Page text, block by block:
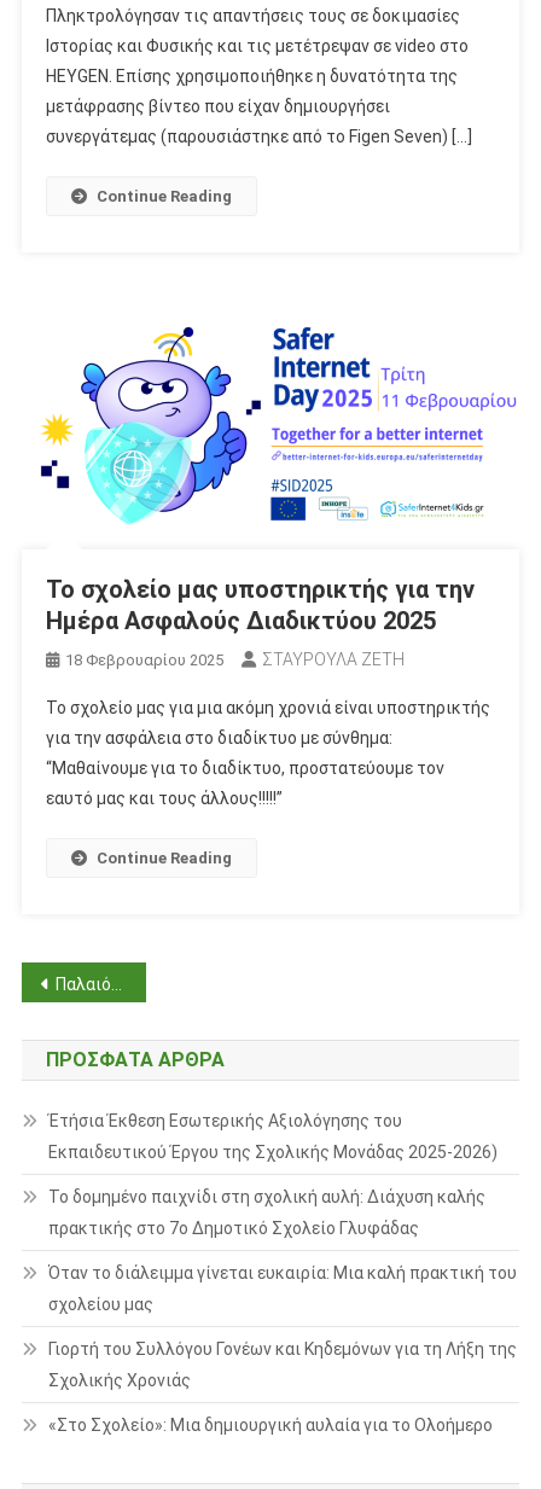
Πληκτρολόγησαν τις απαντήσεις τους σε δοκιμασίες
Ιστορίας και Φυσικής και τις μετέτρεψαν σε video στο
HEYGEN. Επίσης χρησιμοποιήθηκε η δυνατότητα της
μετάφρασης βίντεο που είχαν δημιουργήσει
συνεργάτεμας (παρουσιάστηκε από το Figen Seven) […]
Continue Reading
Το σχολείο μας υποστηρικτής για την
Ημέρα Ασφαλούς Διαδικτύου 2025
18 Φεβρουαρίου 2025 ΣΤΑΥΡΟΥΛΑ ΖΕΤΗ
Το σχολείο μας για μια ακόμη χρονιά είναι υποστηρικτής
για την ασφάλεια στο διαδίκτυο με σύνθημα:
“Μαθαίνουμε για το διαδίκτυο, προστατεύουμε τον
εαυτό μας και τους άλλους!!!!!”
Continue Reading
Πλοήγηση
άρθρων
Παλαιότερα άρθρα
ΠΡΌΣΦΑΤΑ ΆΡΘΡΑ
Έτήσια Έκθεση Εσωτερικής Αξιολόγησης του
Εκπαιδευτικού Έργου της Σχολικής Μονάδας 2025-2026)
Το δομημένο παιχνίδι στη σχολική αυλή: Διάχυση καλής
πρακτικής στο 7ο Δημοτικό Σχολείο Γλυφάδας
Όταν το διάλειμμα γίνεται ευκαιρία: Μια καλή πρακτική του
σχολείου μας
Γιορτή του Συλλόγου Γονέων και Κηδεμόνων για τη Λήξη της
Σχολικής Χρονιάς
«Στο Σχολείο»: Μια δημιουργική αυλαία για το Ολοήμερο